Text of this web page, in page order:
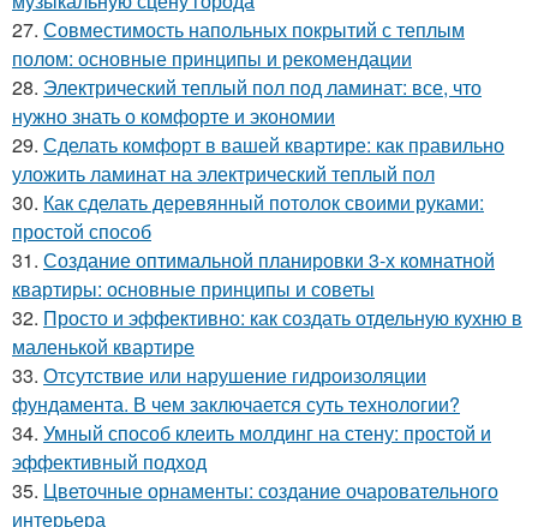
27. Совместимость напольных покрытий с теплым
полом: основные принципы и рекомендации
28. Электрический теплый пол под ламинат: все, что
нужно знать о комфорте и экономии
29. Сделать комфорт в вашей квартире: как правильно
уложить ламинат на электрический теплый пол
30. Как сделать деревянный потолок своими руками:
простой способ
31. Создание оптимальной планировки 3-х комнатной
квартиры: основные принципы и советы
32. Просто и эффективно: как создать отдельную кухню в
маленькой квартире
33. Отсутствие или нарушение гидроизоляции
фундамента. В чем заключается суть технологии?
34. Умный способ клеить молдинг на стену: простой и
эффективный подход
35. Цветочные орнаменты: создание очаровательного
интерьера